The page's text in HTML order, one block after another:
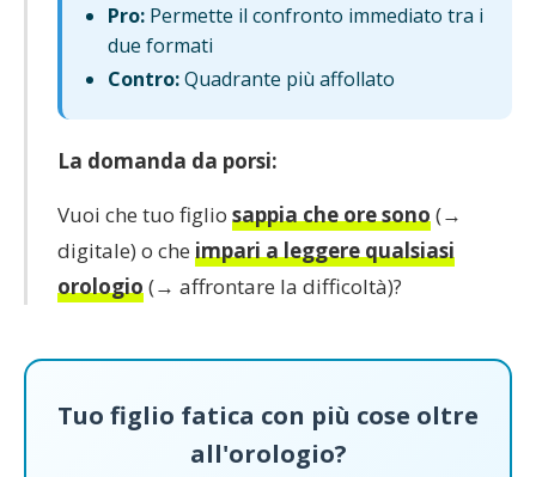
Pro: Permette il confronto immediato tra i
due formati
Contro:Quadrante più affollato
La domanda da porsi:
Vuoi che tuo figlio sappia che ore sono(→
digitale) o che impari a leggere qualsiasi
orologio(→ affrontare la difficoltà)?
Tuo figlio fatica con più cose oltre
all'orologio?